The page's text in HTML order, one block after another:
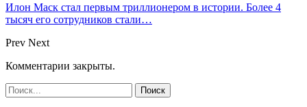
Илон Маск стал первым триллионером в истории. Более 4
тысяч его сотрудников стали…
Prev Next
Комментарии закрыты.